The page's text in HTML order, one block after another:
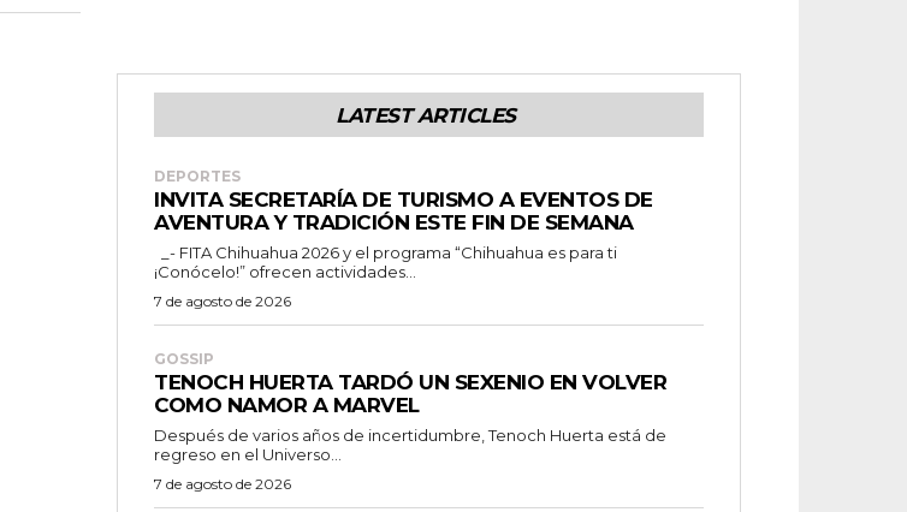
LATEST ARTICLES
DEPORTES
INVITA SECRETARÍA DE TURISMO A EVENTOS DE
AVENTURA Y TRADICIÓN ESTE FIN DE SEMANA
¡Conócelo!” ofrecen actividades...
7 de agosto de 2026
GOSSIP
TENOCH HUERTA TARDÓ UN SEXENIO EN VOLVER
COMO NAMOR A MARVEL
Después de varios años de incertidumbre, Tenoch Huerta está de
regreso en el Universo...
7 de agosto de 2026